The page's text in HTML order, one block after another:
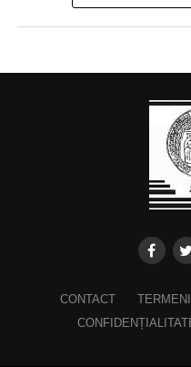
CONTACT